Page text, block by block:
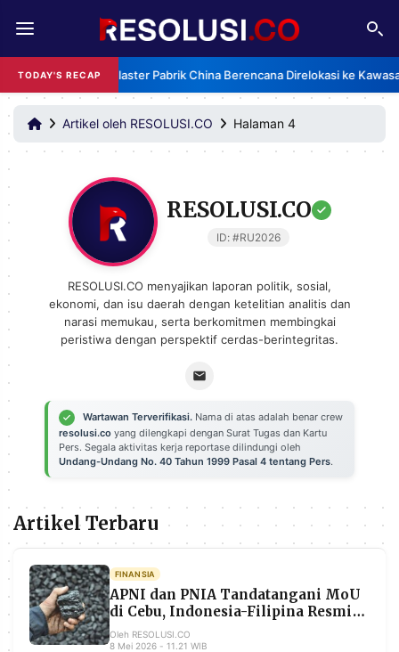
TODAY'S RECAP Klaster Pabrik China Berencana Direlokasi ke
REDAKSI TENTANG
RESOLUSI IKLAN
EDITORIAL AKSARA
FINANSIA PERSONA
NASIONAL
MANCA SPORT
PRIVACY
POLICY WARGA
INFORMASI
IKLAN
KIRIM
TULISAN
OF
SERVICE
IKUTI
KAMI
Artikel oleh RESOLUSI.CO Halaman 4
RESOLUSI.CO
ID: #RU2026
RESOLUSI.CO menyajikan laporan politik, sosial,
ekonomi, dan isu daerah dengan ketelitian analitis dan
narasi memukau, serta berkomitmen membingkai
peristiwa dengan perspektif cerdas-berintegritas.
Wartawan Terverifikasi. Nama di atas adalah benar crew
resolusi.co yang dilengkapi dengan Surat Tugas dan Kartu
Pers. Segala aktivitas kerja reportase dilindungi oleh
Undang-Undang No. 40 Tahun 1999 Pasal 4 tentang Pers.
Artikel Terbaru
FINANSIA
APNI dan PNIA Tandatangani MoU
di Cebu, Indonesia-Filipina Resmi
Bangun Koridor Nikel Strategis
Oleh RESOLUSI.CO
8 Mei 2026 - 11.21 WIB